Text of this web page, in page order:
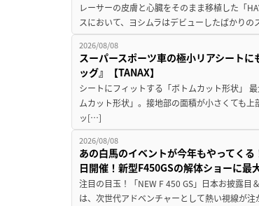
レーサーの皮膚と心臓をそのまま移植した「
スにおいて、ヨシムラはデビューしたばかり
2026/08/08
スーパースポーツ車の極小リアシート
ッグ』【TANAX】
シートにフィットする「ボトムカット形状」
ムカット形状」。接地部の面積が小さくても
ッ[…]
2026/08/08
あの白馬のイベントが今年もやってく
日開催！新型F450GSの解体ショーに最
注目の目玉！「NEW F 450 GS」日本お披露目
は、次世代アドベンチャーとして熱い視線が